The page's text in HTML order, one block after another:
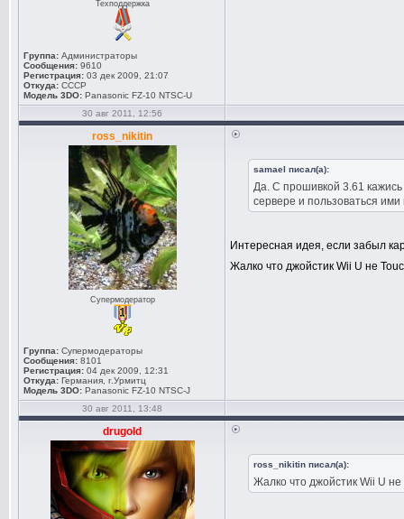
Техподдержка
Группа: Администраторы
Сообщения: 9610
Регистрация: 03 дек 2009, 21:07
Откуда: СССР
Модель 3DO: Panasonic FZ-10 NTSC-U
30 авг 2011, 12:56
ross_nikitin
Супермодератор
Группа: Супермодераторы
Сообщения: 8101
Регистрация: 04 дек 2009, 12:31
Откуда: Германия, г.Урмитц
Модель 3DO: Panasonic FZ-10 NTSC-J
samael писал(а):
Да. С прошивкой 3.61
сервере и пользоваться ими
Интересная идея, если забыл
Жалко что джойстик Wii U не
30 авг 2011, 13:48
drugold
ross_nikitin писал(а):
Жалко что джойстик Wii U